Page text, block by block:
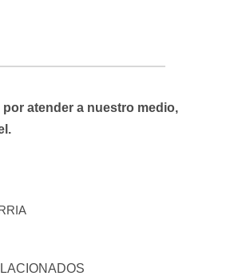
por atender a nuestro medio,